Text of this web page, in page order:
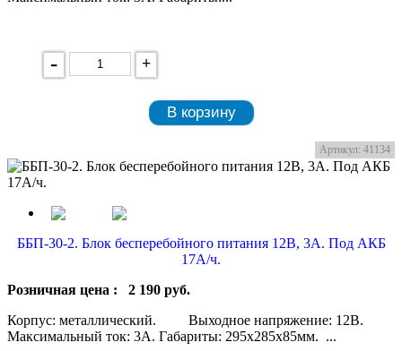
- +
В корзину
Артикул: 41134
ББП-30-2. Блок бесперебойного питания 12В, 3А. Под АКБ
17А/ч.
Розничная цена : 2 190 руб.
Корпус: металлический. Выходное напряжение: 12В.
Максимальный ток: 3А. Габариты: 295x285x85мм. ...